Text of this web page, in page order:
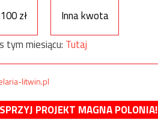
100 zł
Inna kwota
tym miesiącu: Tutaj
litwin.pl
PROJEKT MAGNA POLONIA!